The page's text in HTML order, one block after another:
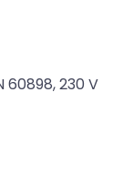
60898, 230 V